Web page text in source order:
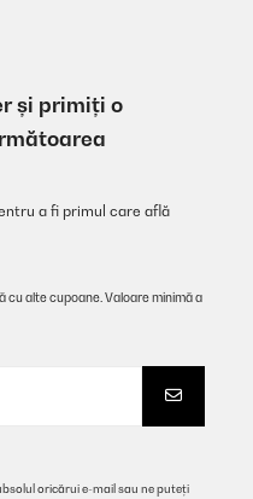
și primiți o
a fi primul care află
cu alte cupoane. Valoare minimă a
oricărui e-mail sau ne puteți